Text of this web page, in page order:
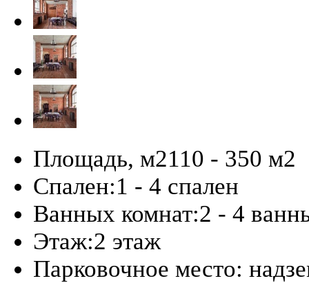
Площадь, м2110 - 350 м2
Спален:1 - 4 спален
Ванных комнат:2 - 4
Этаж:2 этаж
Парковочное место: